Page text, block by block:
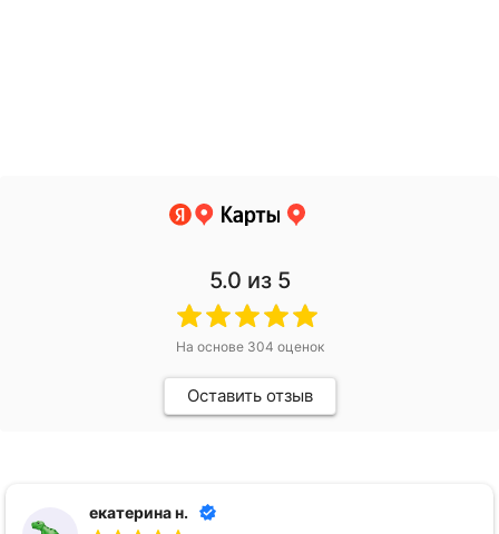
5.0 из 5
На основе 304 оценок
Оставить отзыв
Анна А